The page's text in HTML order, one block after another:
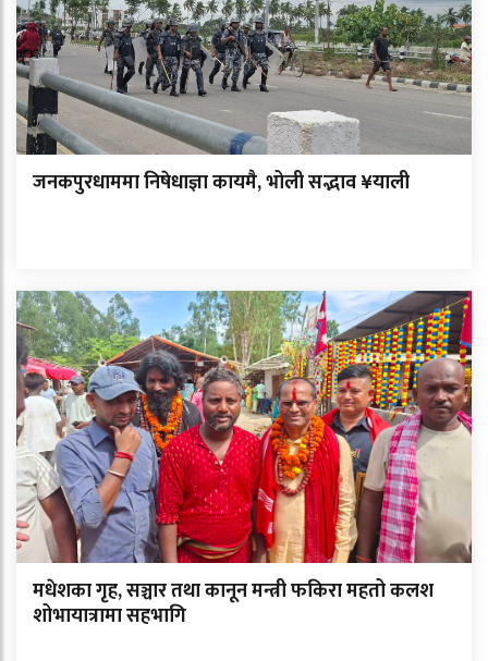
जनकपुरधाममा निषेधाज्ञा कायमै, भोली सद्भाव ¥याली
मधेशका गृह, सञ्चार तथा कानून मन्त्री फकिरा महतो कलश
शोभायात्रामा सहभागि